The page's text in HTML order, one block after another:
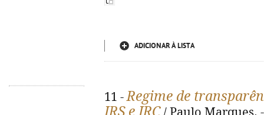
ADICIONAR À LISTA
11 -Regime de
IRS e IRC